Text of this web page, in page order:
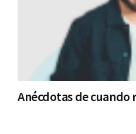
Anécdotas de cuando